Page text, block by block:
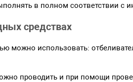
в полном соответствии с
средствах
можно использовать:
проводить и при помощи